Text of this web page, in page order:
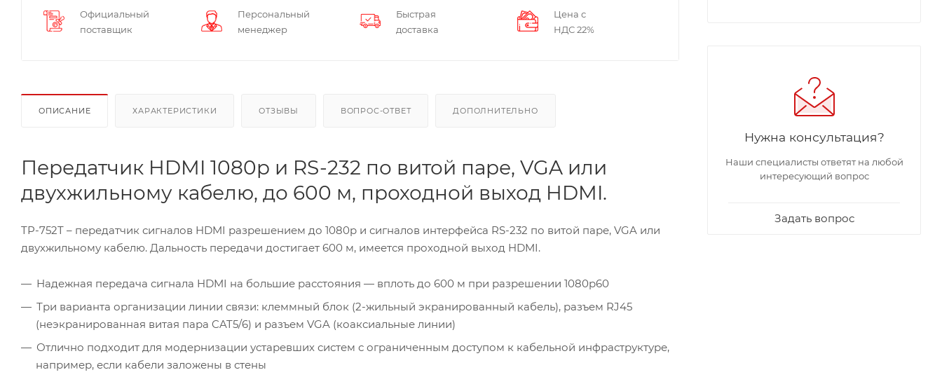
Официальный
поставщик
Персональный
менеджер
Быстрая
доставка
Цена с
НДС 22%
ОПИСАНИЕ ХАРАКТЕРИСТИКИ ОТЗЫВЫ ВОПРОС-ОТВЕТ ДОПОЛНИТЕЛЬНО
Передатчик HDMI 1080p и RS-232 по витой паре, VGA или
двухжильному кабелю, до 600 м, проходной выход HDMI.
TP-752T – передатчик сигналов HDMI разрешением до 1080p и сигналов интерфейса RS-232 по витой паре, VGA или
двухжильному кабелю. Дальность передачи достигает 600 м, имеется проходной выход HDMI.
Надежная передача сигнала HDMI на большие расстояния — вплоть до 600 м при разрешении 1080p60
Три варианта организации линии связи: клеммный блок (2-жильный экранированный кабель), разъем RJ45
(неэкранированная витая пара CAT5/6) и разъем VGA (коаксиальные линии)
Отлично подходит для модернизации устаревших систем с ограниченным доступом к кабельной инфраструктуре,
например, если кабели заложены в стены
Нужна консультация?
Наши специалисты ответят на любой
интересующий вопрос
Задать вопрос